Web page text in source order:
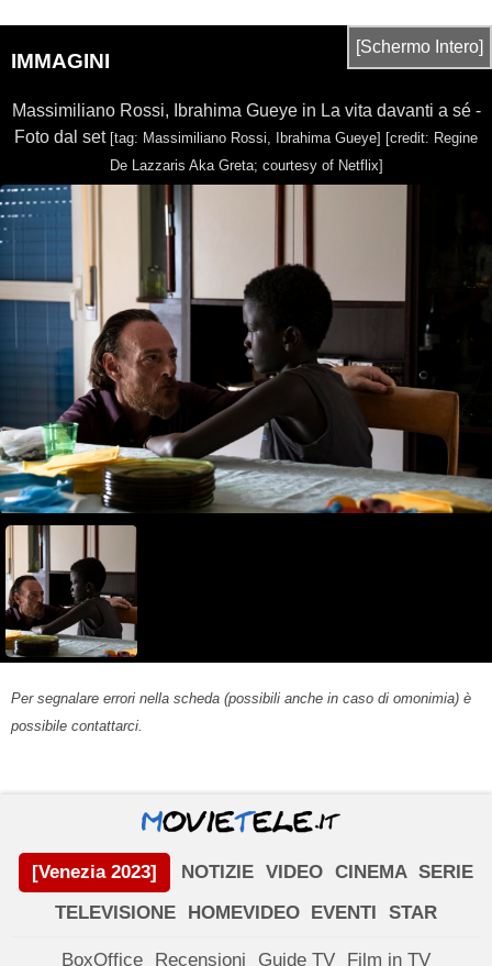
IMMAGINI
[Schermo Intero]
Massimiliano Rossi, Ibrahima Gueye in La vita davanti a sé -
Foto dal set [tag: Massimiliano Rossi, Ibrahima Gueye] [credit: Regine
De Lazzaris Aka Greta; courtesy of Netflix]
Per segnalare errori nella scheda (possibili anche in caso di omonimia) è
possibile contattarci.
[Venezia 2023] NOTIZIE VIDEO CINEMA SERIE
TELEVISIONE
HOMEVIDEO EVENTI STAR
BoxOffice Recensioni Guide TV Film in TV